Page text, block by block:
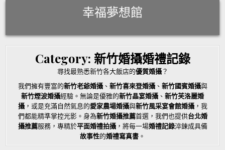
幸福夢想館
Category: 新竹婚攝婚禮記錄
尋找最熟悉新竹各大飯店的優質婚攝？
我們擁有豐富的新竹老爺婚攝、 新竹喜來登婚攝、 新竹國賓婚攝與
新竹煙波婚攝經驗。無論是優雅的新竹晶宴婚攝 、 新竹芙洛麗婚
攝，或是充滿自然氣息的愛家農場婚攝與新竹風采宴會館婚攝，我
們都能精準掌控光影。身為新竹婚攝推薦首選，我們也提供台北婚
攝推薦服務，專精於平面婚禮拍攝，將每一場婚禮記錄淬鍊成具備
故事性的婚禮寫真書 。